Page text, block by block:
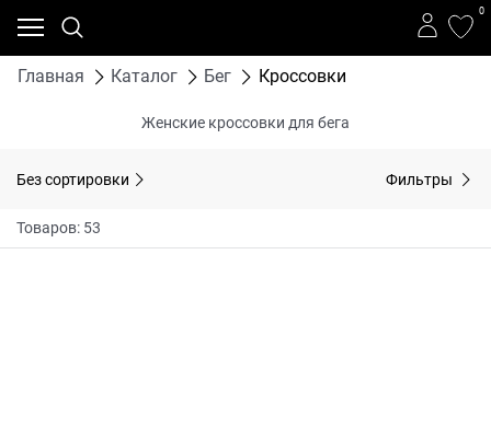
0
Главная Каталог Бег Кроссовки
Женские кроссовки для бега
Без сортировки Фильтры
Товаров: 53